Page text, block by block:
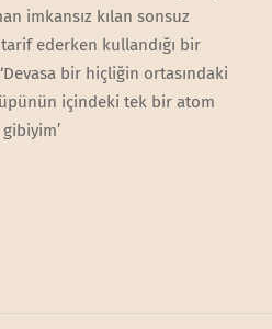
imkansız kılan sonsuz
tarif ederken kullandığı bir
bir hiçliğin ortasındaki
içindeki tek bir atom
gibiyim’